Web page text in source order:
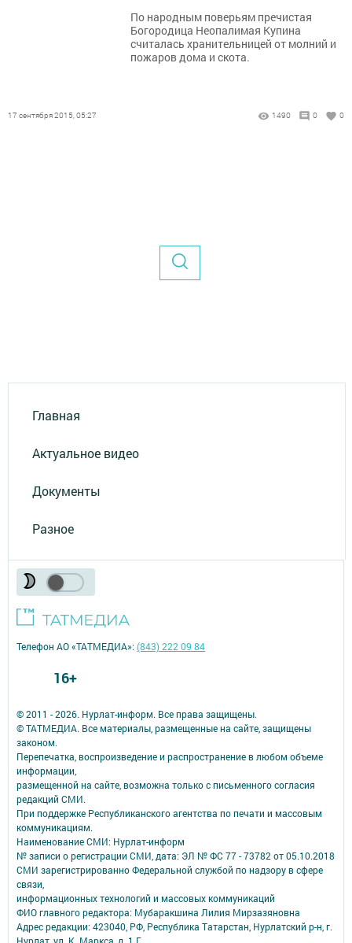
По народным поверьям пречистая
Богородица Неопалимая Купина
считалась хранительницей от молний и
пожаров дома и скота.
17 сентября 2015, 05:27 1490 0 0
Главная
Актуальное видео
Документы
Разное
© 2011 - 2026. Нурлат-⁠информ. Все права защищены.
© ТАТМЕДИА. Все материалы, размещенные на сайте, защищены
законом.
Перепечатка, воспроизведение и распространение в любом объеме
информации,
размещенной на сайте, возможна только с письменного согласия
редакций СМИ.
При поддержке Республиканского агентства по печати и массовым
коммуникациям.
Наименование СМИ: Нурлат-⁠информ
№ записи о регистрации СМИ, дата: ЭЛ № ФС 77 -⁠ 73782 от 05.10.2018
СМИ зарегистрированно Федеральной службой по надзору в сфере
связи,
информационных технологий и массовых коммуникаций
ФИО главного редактора: Мубаракшина Лилия Мирзазяновна
Адрес редакции: 423040, РФ, Республика Татарстан, Нурлатский р-н, г.
Телефон АО «ТАТМЕДИА»:(843) 222 09 84
16+